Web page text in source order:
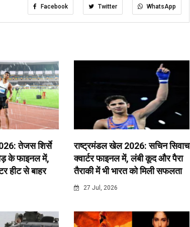
Facebook Twitter WhatsApp
तेजस शिर्से
के फाइनल में,
हीट से बाहर
राष्ट्रमंडल खेल 2026: सचिन सिवाच
क्वार्टर फाइनल में, लंबी कूद और पैरा
तैराकी में भी भारत को मिली सफलता
27 Jul, 2026